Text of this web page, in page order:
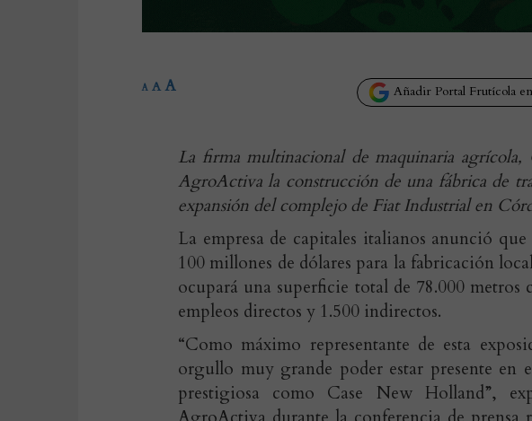
Añadir Portal Frutícola
A A A
La firma multinacional de maquinaria
AgroActiva la construcción de una fábrica de
expansión del complejo de Fiat Industrial en
La empresa de capitales italianos anunció
100 millones de dólares para la fabricación
ocupará una superficie total de 78.000 metros
empleos directos y 1.500 indirectos.
“Como máximo representante de esta
orgullo muy grande poder estar presente en
prestigiosa como Case New Holland”,